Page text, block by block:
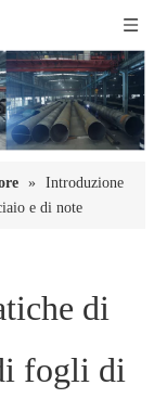
» Introduzione
e di note
di
fogli di